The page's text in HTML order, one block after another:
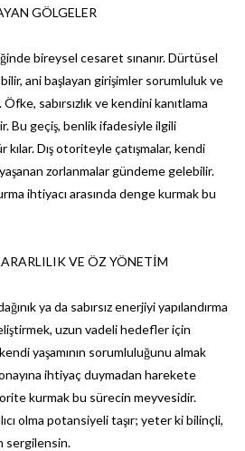
GÖLGELER
bireysel cesaret sınanır. Dürtüsel
ani başlayan girişimler sorumluluk ve
sabırsızlık ve kendini kanıtlama
Bu geçiş, benlik ifadesiyle ilgili
kılar. Dış otoriteyle çatışmalar, kendi
zorlanmalar gündeme gelebilir.
ihtiyacı arasında denge kurmak bu
VE ÖZ YÖNETİM
ya da sabırsız enerjiyi yapılandırma
uzun vadeli hedefler için
yaşamının sorumluluğunu almak
ihtiyaç duymadan harekete
kurmak bu sürecin meyvesidir.
olma potansiyeli taşır; yeter ki bilinçli,
sergilensin.